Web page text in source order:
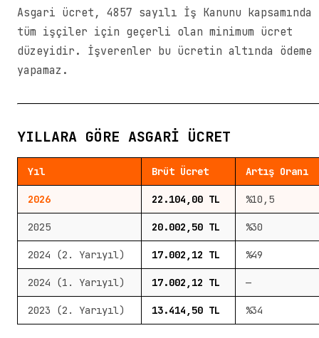
Asgari ücret, 4857 sayılı İş Kanunu kapsamında
tüm işçiler için geçerli olan minimum ücret
düzeyidir. İşverenler bu ücretin altında ödeme
yapamaz.
YILLARA GÖRE ASGARI ÜCRET
Yıl Brüt Ücret Artış Oranı
2026 22.104,00 TL %10,5
2025 20.002,50 TL %30
2024 (2. Yarıyıl) 17.002,12 TL %49
2024 (1. Yarıyıl) 17.002,12 TL —
2023 (2. Yarıyıl) 13.414,50 TL %34